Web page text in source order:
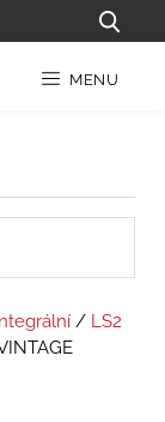
MENU
/ LS2